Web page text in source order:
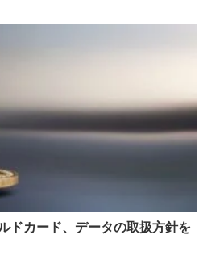
ドカード、データの取扱方針を